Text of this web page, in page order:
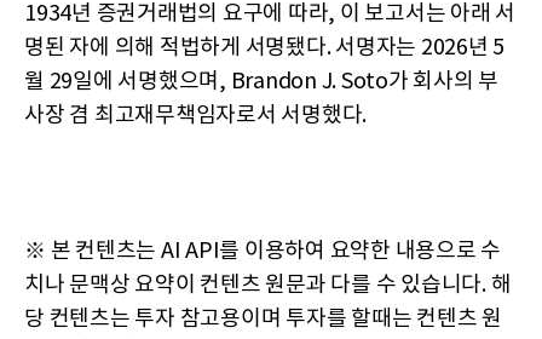
1934년 증권거래법의 요구에 따라, 이 보고서는 아래 서
명된 자에 의해 적법하게 서명됐다. 서명자는 2026년 5
월 29일에 서명했으며, Brandon J. Soto가 회사의 부
사장 겸 최고재무책임자로서 서명했다.
※ 본 컨텐츠는 AI API를 이용하여 요약한 내용으로 수
치나 문맥상 요약이 컨텐츠 원문과 다를 수 있습니다. 해
당 컨텐츠는 투자 참고용이며 투자를 할때는 컨텐츠 원